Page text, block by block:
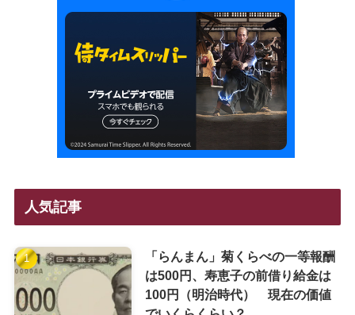
人気記事
「らんまん」菊くらべの一等報酬
は500円、寿恵子の前借り給金は
100円（明治時代） 現在の価値